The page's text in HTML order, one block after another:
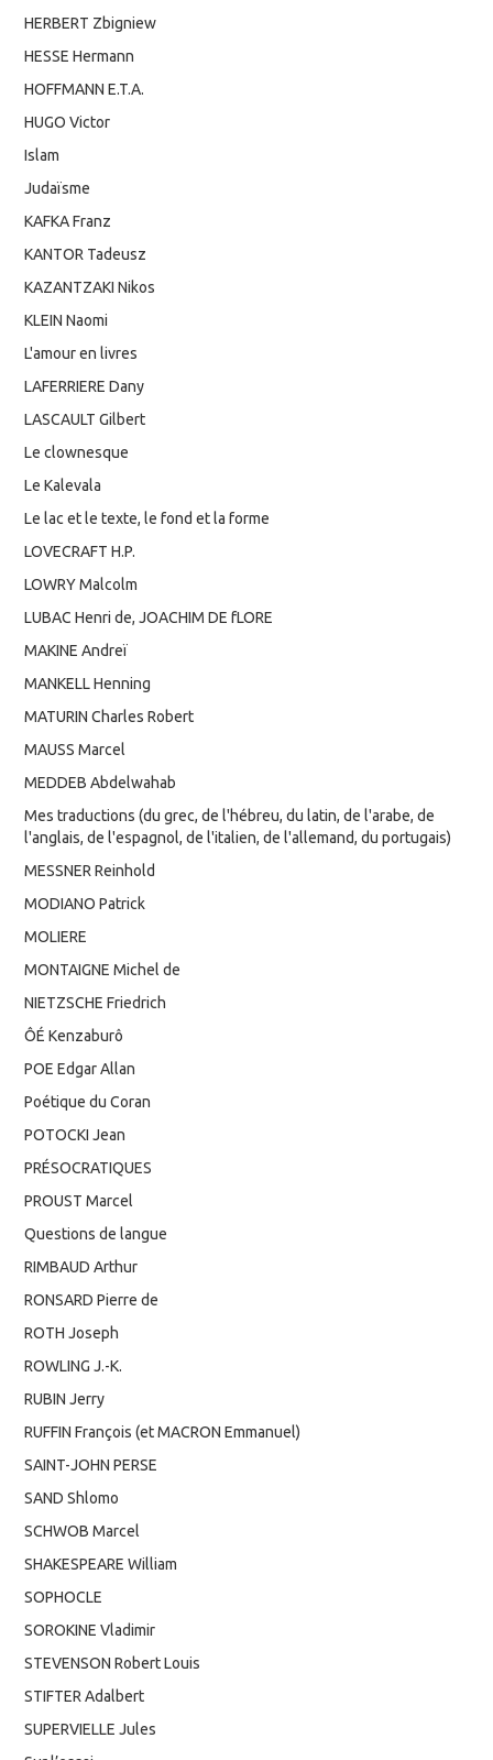
HERBERT Zbigniew
HESSE Hermann
HOFFMANN E.T.A.
HUGO Victor
Islam
Judaïsme
KAFKA Franz
KANTOR Tadeusz
KAZANTZAKI Nikos
KLEIN Naomi
L'amour en livres
LAFERRIERE Dany
LASCAULT Gilbert
Le clownesque
Le Kalevala
Le lac et le texte, le fond et la forme
LOVECRAFT H.P.
LOWRY Malcolm
LUBAC Henri de, JOACHIM DE fLORE
MAKINE Andreï
MANKELL Henning
MATURIN Charles Robert
MAUSS Marcel
MEDDEB Abdelwahab
Mes traductions (du grec, de l'hébreu, du latin, de l'arabe, de
l'anglais, de l'espagnol, de l'italien, de l'allemand, du portugais)
MESSNER Reinhold
MODIANO Patrick
MOLIERE
MONTAIGNE Michel de
NIETZSCHE Friedrich
ÔÉ Kenzaburô
POE Edgar Allan
Poétique du Coran
POTOCKI Jean
PRÉSOCRATIQUES
PROUST Marcel
Questions de langue
RIMBAUD Arthur
RONSARD Pierre de
ROTH Joseph
ROWLING J.-K.
RUBIN Jerry
RUFFIN François (et MACRON Emmanuel)
SAINT-JOHN PERSE
SAND Shlomo
SCHWOB Marcel
SHAKESPEARE William
SOPHOCLE
SOROKINE Vladimir
STEVENSON Robert Louis
STIFTER Adalbert
SUPERVIELLE Jules